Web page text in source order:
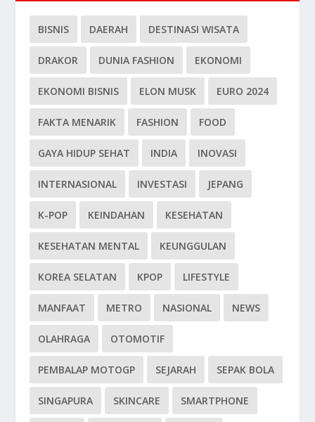
BISNIS DAERAH DESTINASI WISATA
DRAKOR DUNIA FASHION EKONOMI
EKONOMI BISNIS ELON MUSK EURO 2024
FAKTA MENARIK FASHION FOOD
GAYA HIDUP SEHAT INDIA INOVASI
INTERNASIONAL INVESTASI JEPANG
K-POP KEINDAHAN KESEHATAN
KESEHATAN MENTAL KEUNGGULAN
KOREA SELATAN KPOP LIFESTYLE
MANFAAT METRO NASIONAL NEWS
OLAHRAGA OTOMOTIF
PEMBALAP MOTOGP SEJARAH SEPAK BOLA
SINGAPURA SKINCARE SMARTPHONE